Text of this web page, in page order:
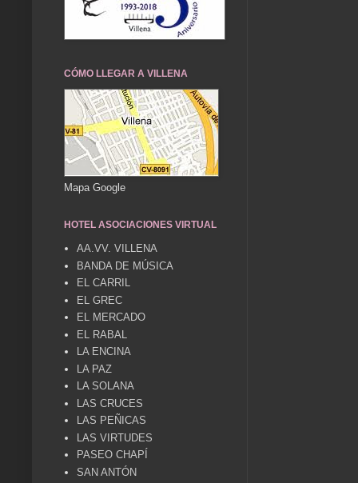
CÓMO LLEGAR A VILLENA
Mapa Google
HOTEL ASOCIACIONES VIRTUAL
AA.VV. VILLENA
BANDA DE MÚSICA
EL CARRIL
EL GREC
EL MERCADO
EL RABAL
LA ENCINA
LA PAZ
LA SOLANA
LAS CRUCES
LAS PEÑICAS
LAS VIRTUDES
PASEO CHAPÍ
SAN ANTÓN